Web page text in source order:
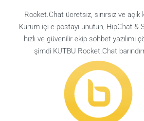
Rocket.Chat ücretsiz, sınırsız ve
Kurum içi e-postayı unutun, HipChat &
hızlı ve güvenilir ekip sohbet yazılımı
şimdi KUTBU Rocket.Chat